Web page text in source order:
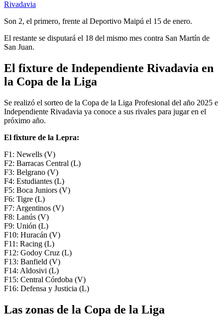
Rivadavia
Son 2, el primero, frente al Deportivo Maipú el 15 de enero.
El restante se disputará el 18 del mismo mes contra San Martín de
San Juan.
El fixture de Independiente Rivadavia en
la Copa de la Liga
Se realizó el sorteo de la Copa de la Liga Profesional del año 2025 e
Independiente Rivadavia ya conoce a sus rivales para jugar en el
próximo año.
El fixture de la Lepra:
F1: Newells (V)
F2: Barracas Central (L)
F3: Belgrano (V)
F4: Estudiantes (L)
F5: Boca Juniors (V)
F6: Tigre (L)
F7: Argentinos (V)
F8: Lanús (V)
F9: Unión (L)
F10: Huracán (V)
F11: Racing (L)
F12: Godoy Cruz (L)
F13: Banfield (V)
F14: Aldosivi (L)
F15: Central Córdoba (V)
F16: Defensa y Justicia (L)
Las zonas de la Copa de la Liga